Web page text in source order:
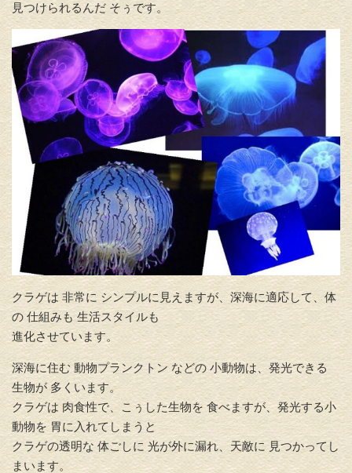
見つけられるんだ そぅです。
クラゲは 非常に シンプルに見えますが、深海に適応して、体
の 仕組みも 生活スタイルも
進化させています。
深海に住む 動物プランクトン などの 小動物は、発光できる
生物が 多くいます。
クラゲは 肉食性で、こぅした生物を 食べますが、発光する小
動物を 胃に入れてしまうと
クラゲの透明な 体ごしに 光が外に漏れ、天敵に 見つかってし
まいます。